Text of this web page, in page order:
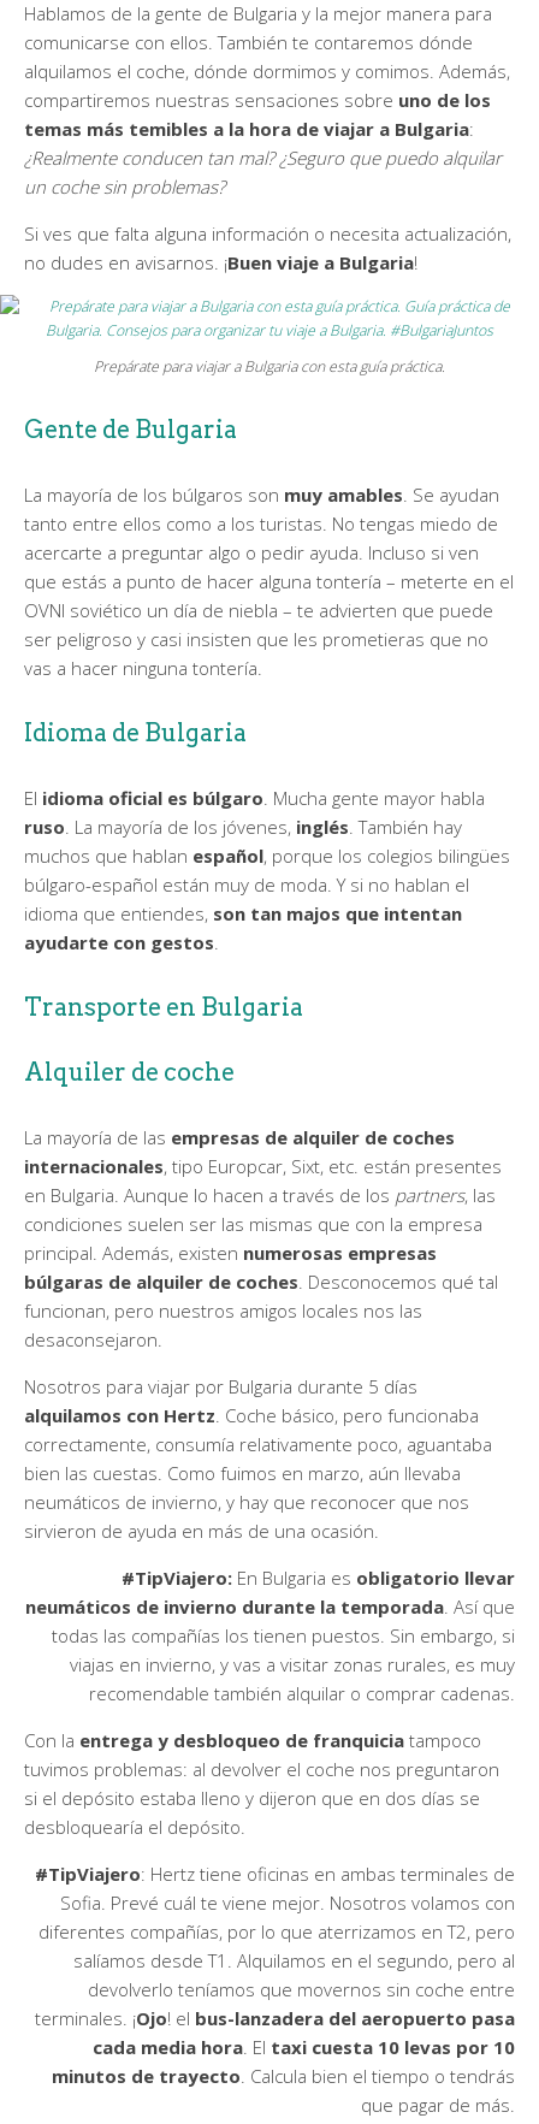
Hablamos de la gente de Bulgaria y la mejor manera para
comunicarse con ellos. También te contaremos dónde
alquilamos el coche, dónde dormimos y comimos. Además,
compartiremos nuestras sensaciones sobre uno de los
temas más temibles a la hora de viajar a Bulgaria:
¿Realmente conducen tan mal? ¿Seguro que puedo alquilar
un coche sin problemas?
Si ves que falta alguna información o necesita actualización,
no dudes en avisarnos. ¡Buen viaje a Bulgaria!
Prepárate para viajar a Bulgaria con esta guía práctica.
Gente de Bulgaria
La mayoría de los búlgaros son muy amables . Se ayudan
tanto entre ellos como a los turistas. No tengas miedo de
acercarte a preguntar algo o pedir ayuda. Incluso si ven
que estás a punto de hacer alguna tontería – meterte en el
OVNI soviético un día de niebla – te advierten que puede
ser peligroso y casi insisten que les prometieras que no
vas a hacer ninguna tontería.
Idioma de Bulgaria
El idioma oficial es búlgaro . Mucha gente mayor habla
ruso . La mayoría de los jóvenes, inglés . También hay
muchos que hablan español, porque los colegios bilingües
búlgaro-español están muy de moda. Y si no hablan el
idioma que entiendes, son tan majos que intentan
ayudarte con gestos
Transporte en Bulgaria
Alquiler de coche
La mayoría de las empresas de alquiler de coches
internacionales, tipo Europcar, Sixt, etc. están presentes
en Bulgaria. Aunque lo hacen a través de los partners, las
condiciones suelen ser las mismas que con la empresa
principal. Además, existen numerosas empresas
búlgaras de alquiler de coches . Desconocemos qué tal
funcionan, pero nuestros amigos locales nos las
desaconsejaron.
Nosotros para viajar por Bulgaria durante 5 días
alquilamos con Hertz . Coche básico, pero funcionaba
correctamente, consumía relativamente poco, aguantaba
bien las cuestas. Como fuimos en marzo, aún llevaba
neumáticos de invierno, y hay que reconocer que nos
sirvieron de ayuda en más de una ocasión.
#TipViajero: En Bulgaria es obligatorio llevar
neumáticos de invierno durante la temporada . Así que
todas las compañías los tienen puestos. Sin embargo, si
viajas en invierno, y vas a visitar zonas rurales, es muy
recomendable también alquilar o comprar cadenas.
Con la entrega y desbloqueo de franquicia tampoco
tuvimos problemas: al devolver el coche nos preguntaron
si el depósito estaba lleno y dijeron que en dos días se
desbloquearía el depósito.
#TipViajero: Hertz tiene oficinas en ambas terminales de
Sofia. Prevé cuál te viene mejor. Nosotros volamos con
diferentes compañías, por lo que aterrizamos en T2, pero
salíamos desde T1. Alquilamos en el segundo, pero al
devolverlo teníamos que movernos sin coche entre
terminales. ¡Ojo! el bus-lanzadera del aeropuerto pasa
cada media hora . El taxi cuesta 10 levas por 10
minutos de trayecto . Calcula bien el tiempo o tendrás
que pagar de más.